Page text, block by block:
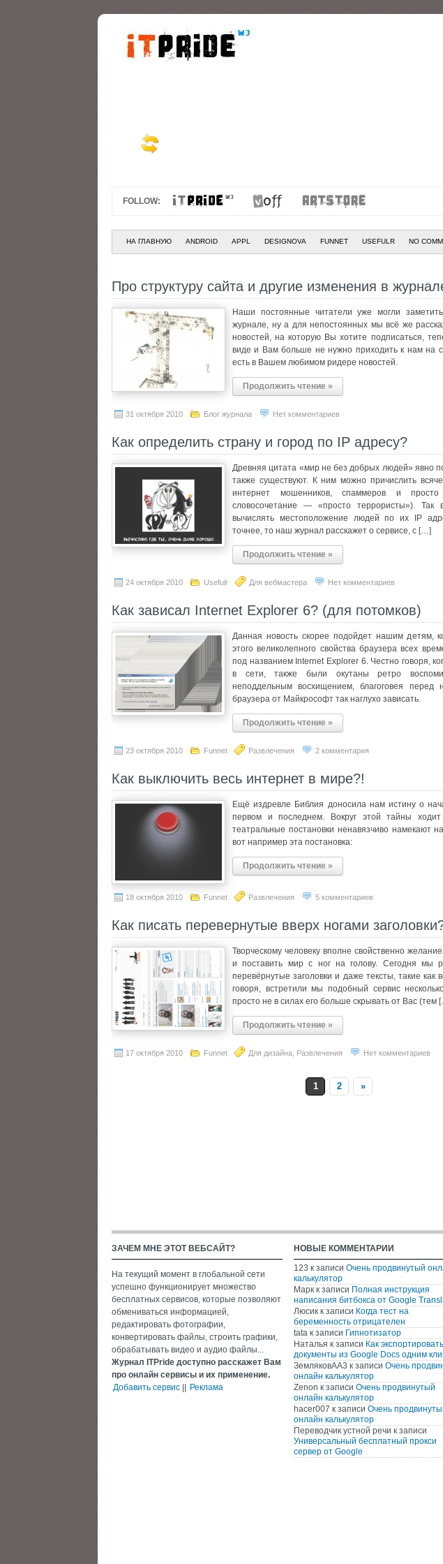
FOLLOW:
НА ГЛАВНУЮ ANDROID APPL DESIGNOVA FUNNET USEFULR NO
Про структуру сайта и другие изменения в
Наши постоянные читатели уже могли
журнале, ну а для непостоянных мы всё же
новостей, на которую Вы хотите подписаться,
виде и Вам больше не нужно приходить к нам на
есть в Вашем любимом ридере новостей.
Продолжить чтение »
31 октября 2010 Блог журнала Нет комментариев
Как определить страну и город по IP адресу?
Древняя цитата «мир не без добрых людей» явно
также существуют. К ним можно причислить
интернет мошенников, спаммеров и просто
словосочетание — «просто террористы»). Так
вычислять местоположение людей по их IP
точнее, то наш журнал расскажет о сервисе, с […]
Продолжить чтение »
24 октября 2010 Usefulr Для вебмастера Нет комментариев
Как зависал Internet Explorer 6? (для потомков)
Данная новость скорее подойдет нашим детям,
этого великолепного свойства браузера всех
под названием Internet Explorer 6. Честно говоря,
в сети, также были окутаны ретро
неподдельным восхищением, благоговея перед
браузера от Майкрософт так наглухо зависать.
Продолжить чтение »
23 октября 2010 Funnet Развлечения 2 комментария
Как выключить весь интернет в мире?!
Ещё издревле Библия доносила нам истину о
первом и последнем. Вокруг этой тайны
театральные постановки ненавязчиво намекают
вот например эта постановка:
Продолжить чтение »
18 октября 2010 Funnet Развлечения 5 комментариев
Как писать перевернутые вверх ногами
Творческому человеку вполне свойственно
и поставить мир с ног на голову. Сегодня мы
перевёрнутые заголовки и даже тексты, такие как
говоря, встретили мы подобный сервис
просто не в силах его больше скрывать от Вас (тем
Продолжить чтение »
17 октября 2010 Funnet Для дизайна Развлечения Нет комментариев
1 2 »
ЗАЧЕМ МНЕ ЭТОТ ВЕБСАЙТ?
На текущий момент в глобальной сети
успешно функционирует множество
бесплатных сервисов, которые позволяют
обмениваться информацией,
редактировать фотографии,
конвертировать файлы, строить графики,
обрабатывать видео и аудио файлы...
Журнал ITPride доступно расскажет Вам
про онлайн сервисы и их применение.
Добавить сервис
Реклама
НОВЫЕ КОММЕНТАРИИ
123 к записи Очень продвинутый
калькулятор
Марк к записи Полная инструкция
написания битбокса от Google
Люсик к записи Когда тест на
беременность отрицателен
tata к записи Гипнотизатор
Наталья к записи Как экспортировать
документы из Google Docs одним
ЗемляковАА3 к записи Очень
онлайн калькулятор
Zenon к записи Очень продвинутый
онлайн калькулятор
hacer007 к записи Очень
онлайн калькулятор
Переводчик устной речи к записи
Универсальный бесплатный прокси
сервер от Google